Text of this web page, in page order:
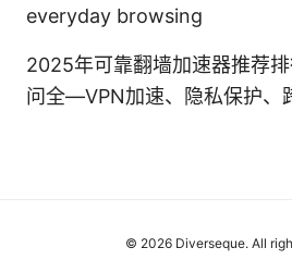
everyday browsing
2025年可靠翻墙加速器推荐
问全—VPN加速、隐私保护、
© 2026 Diverseque. All